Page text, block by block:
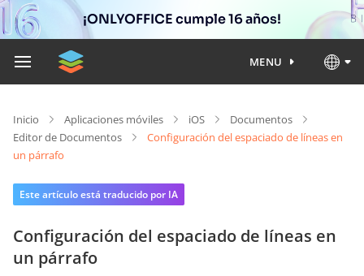
¡ONLYOFFICE cumple 16 años!
MENU
Inicio Aplicaciones móviles iOS
Documentos
Editor de Documentos
Configuración del espaciado de líneas en
un párrafo
Este artículo está traducido por IA
Configuración del espaciado de líneas en
un párrafo